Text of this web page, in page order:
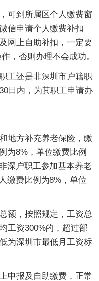
可到所属区个人缴费窗
信申请个人缴费补扣
网上自助补扣，一定要
，否则办理不会成功。
工还是非深圳市户籍职
日内，为其职工申请办
地方补充养老保险，缴
为8%，单位缴费比例
深户职工参加基本养老
缴费比例为8%，单位
额，按照规定，工资总
工资300%的，超过部
为深圳市最低月工资标
申报及自助缴费，正常